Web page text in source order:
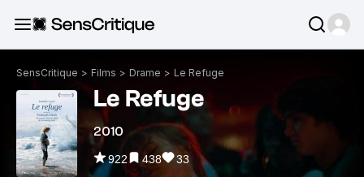
SensCritique > Films > Drame > Le Refuge
Le Refuge
2010
922 438 33